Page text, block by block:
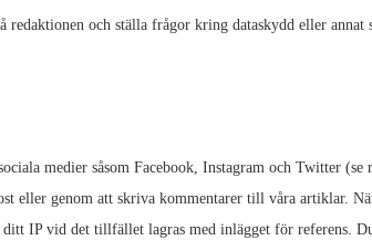
redaktionen och ställa frågor kring dataskydd eller annat
medier såsom Facebook, Instagram och Twitter
eller genom att skriva kommentarer till våra artiklar.
ditt IP vid det tillfället lagras med inlägget för referens.